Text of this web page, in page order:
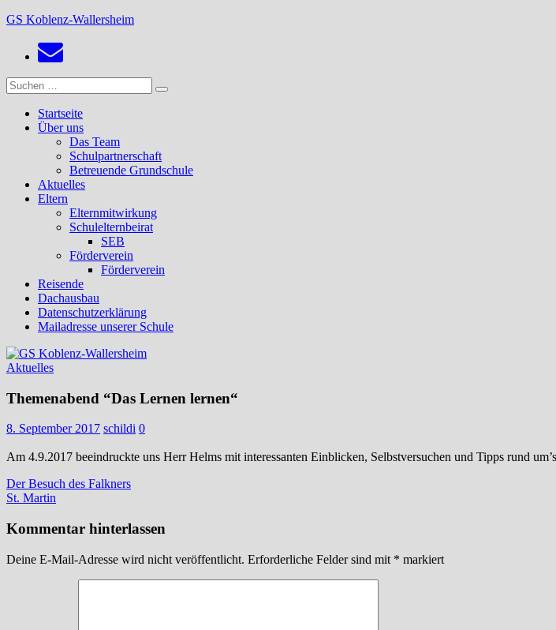
Zum
springen
GS Koblenz-Wallersheim
Suchen
nach:
Suchen
Startseite
Über uns
Das Team
Schulpartnerschaft
Betreuende Grundschule
Aktuelles
Eltern
Elternmitwirkung
Schulelternbeirat
SEB
Förderverein
Förderverein
Reisende
Dachausbau
Datenschutzerklärung
Mailadresse unserer Schule
Aktuelles
Themenabend “Das Lernen lernen“
8. September 2017 schildi 0
Am 4.9.2017 beeindruckte uns Herr Helms mit interessanten Einblicken, Selbstversuchen und Tipps rund
Beitragsnavigation
Vorheriger
Beitrag:
Der Besuch des Falkners
Nächster
St. Martin
Kommentar hinterlassen
Deine E-Mail-Adresse wird nicht veröffentlicht. Erforderliche Felder sind mit * markiert